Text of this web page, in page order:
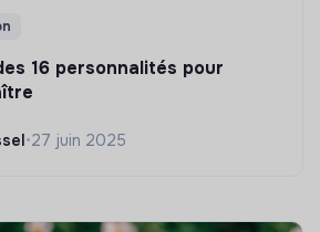
16 personnalités pour
•27 juin 2025